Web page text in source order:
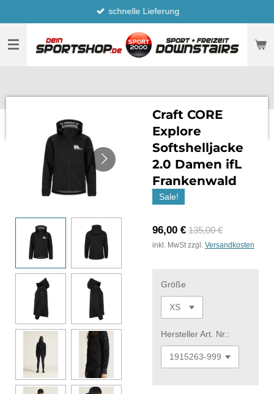
Hauptinhalt
springen
schnelle Lieferung
Craft CORE
Explore
Softshelljacke
2.0 Damen ifL
Frankenwald
Sale!
96,00 € 135,00 €
inkl. MwSt zzgl. Versandkosten
Größe
Hersteller Art. Nr.: